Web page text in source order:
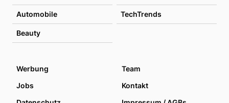
Automobile TechTrends
Beauty
Werbung
Team
Jobs
Kontakt